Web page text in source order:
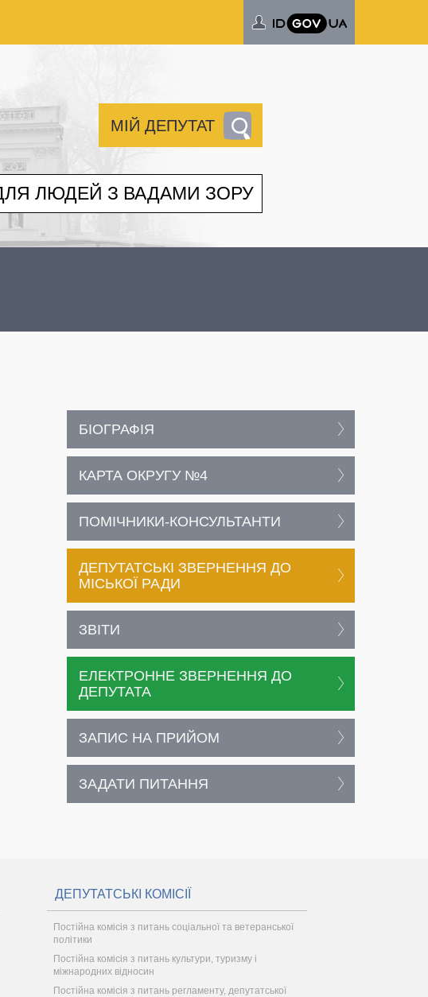
МІЙ ДЕПУТАТ
ЛЮДЕЙ З ВАДАМИ ЗОРУ
БІОГРАФІЯ
КАРТА ОКРУГУ №4
ПОМІЧНИКИ-КОНСУЛЬТАНТИ
ДЕПУТАТСЬКІ ЗВЕРНЕННЯ ДО
МІСЬКОЇ РАДИ
ЗВІТИ
ЕЛЕКТРОННЕ ЗВЕРНЕННЯ ДО
ДЕПУТАТА
ЗАПИС НА ПРИЙОМ
ЗАДАТИ ПИТАННЯ
ДЕПУТАТСЬКІ КОМІСІЇ
Постійна комісія з питань соціальної та ветеранської
політики
Постійна комісія з питань культури, туризму і
міжнародних відносин
Постійна комісія з питань регламенту, депутатської